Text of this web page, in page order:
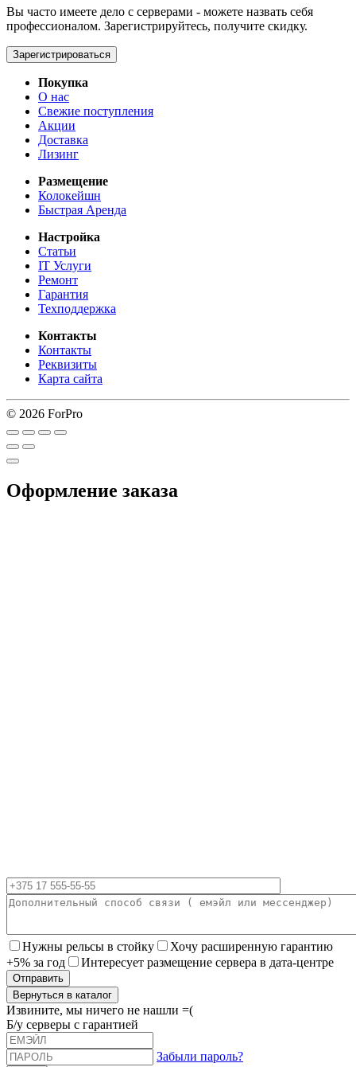
Вы часто имеете дело с серверами - можете назвать себя
профессионалом. Зарегистрируйтесь, получите скидку.
Зарегистрироваться
Покупка
О нас
Свежие поступления
Акции
Доставка
Лизинг
Размещение
Колокейшн
Быстрая Аренда
Настройка
Статьи
IT Услуги
Ремонт
Гарантия
Техподдержка
Контакты
Контакты
Реквизиты
Карта сайта
© 2026 ForPro
Оформление заказа
Нужны рельсы в стойку
Хочу расширенную гарантию
+5% за год
Интересует размещение сервера в дата-центре
Вернуться в каталог
Извините, мы ничего не нашли =(
Б/у серверы с гарантией
Забыли пароль?